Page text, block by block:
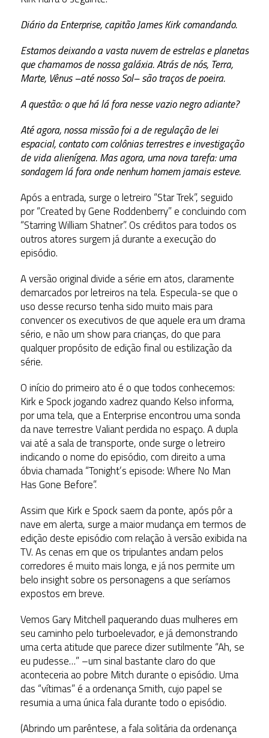
Diário da Enterprise, capitão James Kirk comandando.
Estamos deixando a vasta nuvem de estrelas e planetas
que chamamos de nossa galáxia. Atrás de nós, Terra,
Marte, Vênus –até nosso Sol– são traços de poeira.
A questão: o que há lá fora nesse vazio negro adiante?
Até agora, nossa missão foi a de regulação de lei
espacial, contato com colônias terrestres e investigação
de vida alienígena. Mas agora, uma nova tarefa: uma
sondagem lá fora onde nenhum homem jamais esteve.
Após a entrada, surge o letreiro “Star Trek”, seguido
por “Created by Gene Roddenberry” e concluindo com
“Starring William Shatner”. Os créditos para todos os
outros atores surgem já durante a execução do
episódio.
A versão original divide a série em atos, claramente
demarcados por letreiros na tela. Especula-se que o
uso desse recurso tenha sido muito mais para
convencer os executivos de que aquele era um drama
sério, e não um show para crianças, do que para
qualquer propósito de edição final ou estilização da
série.
O início do primeiro ato é o que todos conhecemos:
Kirk e Spock jogando xadrez quando Kelso informa,
por uma tela, que a Enterprise encontrou uma sonda
da nave terrestre Valiant perdida no espaço. A dupla
vai até a sala de transporte, onde surge o letreiro
indicando o nome do episódio, com direito a uma
óbvia chamada “Tonight’s episode: Where No Man
Has Gone Before”.
Assim que Kirk e Spock saem da ponte, após pôr a
nave em alerta, surge a maior mudança em termos de
edição deste episódio com relação à versão exibida na
TV. As cenas em que os tripulantes andam pelos
corredores é muito mais longa, e já nos permite um
belo insight sobre os personagens a que seríamos
expostos em breve.
Vemos Gary Mitchell paquerando duas mulheres em
seu caminho pelo turboelevador, e já demonstrando
uma certa atitude que parece dizer sutilmente “Ah, se
eu pudesse…” –um sinal bastante claro do que
aconteceria ao pobre Mitch durante o episódio. Uma
das “vítimas” é a ordenança Smith, cujo papel se
resumia a uma única fala durante todo o episódio.
(Abrindo um parêntese, a fala solitária da ordenança